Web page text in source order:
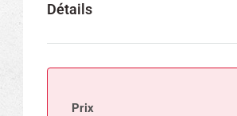
Détails
Prix